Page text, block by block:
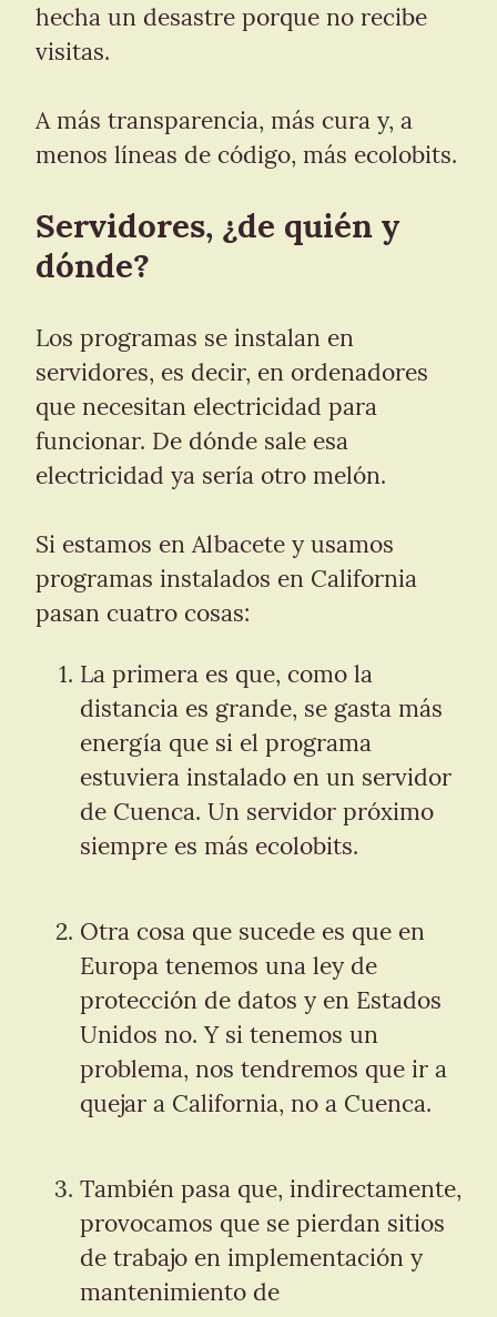
hecha un desastre porque no recibe
visitas.
A más transparencia, más cura y, a
menos líneas de código, más ecolobits.
Servidores, ¿de quién y
dónde?
Los programas se instalan en
servidores, es decir, en ordenadores
que necesitan electricidad para
funcionar. De dónde sale esa
electricidad ya sería otro melón.
Si estamos en Albacete y usamos
programas instalados en California
pasan cuatro cosas:
La primera es que, como la
distancia es grande, se gasta más
energía que si el programa
estuviera instalado en un servidor
de Cuenca. Un servidor próximo
siempre es más ecolobits.
Otra cosa que sucede es que en
Europa tenemos una ley de
protección de datos y en Estados
Unidos no. Y si tenemos un
problema, nos tendremos que ir a
quejar a California, no a Cuenca.
También pasa que, indirectamente,
provocamos que se pierdan sitios
de trabajo en implementación y
mantenimiento de